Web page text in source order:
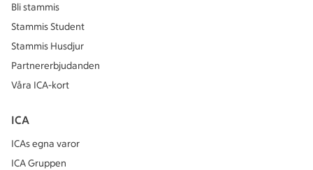
Bli stammis
Stammis Student
Stammis Husdjur
Partnererbjudanden
Våra ICA-kort
ICA
ICAs egna varor
ICA Gruppen